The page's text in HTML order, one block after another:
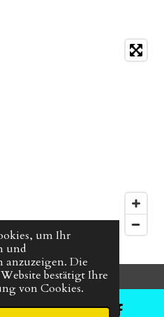
um Ihr
und
anzuzeigen. Die
bestätigt Ihre
von Cookies.
All Right Reserved.